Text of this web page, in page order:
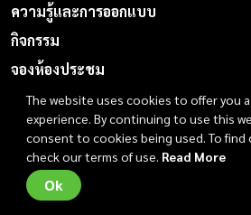
ความรู้และการออกแบบ
กิจกรรม
จองห้องประชุม
ติดต่อเรา
Copyright © 2021 Thailand Industrial
rights reserved. |นโยบายข้อมูลส่วนบุคคล
The website uses cookies to offer you
experience. By continuing to use this
consent to cookies being used. To find
check our terms of use. Read More
Ok